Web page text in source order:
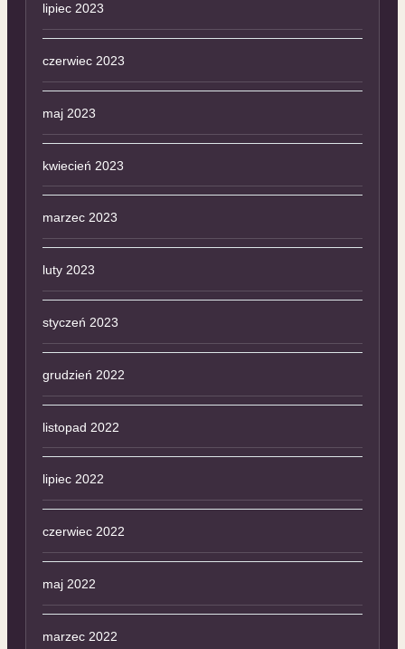
lipiec 2023
czerwiec 2023
maj 2023
kwiecień 2023
marzec 2023
luty 2023
styczeń 2023
grudzień 2022
listopad 2022
lipiec 2022
czerwiec 2022
maj 2022
marzec 2022